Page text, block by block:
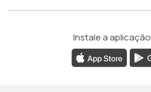
Instale a aplicação